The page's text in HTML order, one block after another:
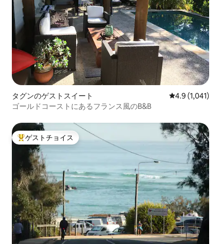
タグンのゲストスイート レビュー1,041
4.9 (1,041)
ゴールドコーストにあるフランス風のB&B
大好評のゲストチョイスです。
ゲストチョイス